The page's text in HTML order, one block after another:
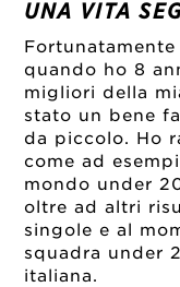
UNA VITA
quando ho 8
migliori della
stato un bene
da piccolo. Ho
come ad
mondo under
oltre ad altri
singole e al
squadra under
italiana.